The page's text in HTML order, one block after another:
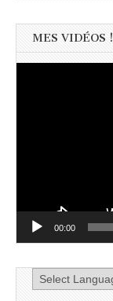
MES VIDÉOS !
00:00